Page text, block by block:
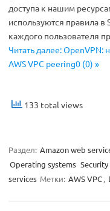
доступа к нашим
используются правила в
каждого пользователя
Читать далее: OpenVPN:
AWS VPC peering0 (0) »
133 total views
Раздел: Amazon web
Operating systems Security
services Метки: AWS VPC,